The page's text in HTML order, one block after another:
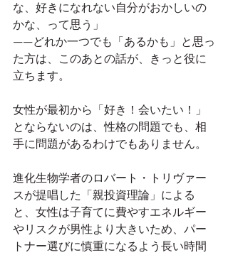
な、好きになれない自分がおかしいの
かな、って思う」
——どれか一つでも「あるかも」と思っ
た方は、このあとの話が、きっと役に
立ちます。
女性が最初から「好き！会いたい！」
とならないのは、性格の問題でも、相
手に問題があるわけでもありません。
進化生物学者のロバート・トリヴァー
スが提唱した「親投資理論」による
と、女性は子育てに費やすエネルギー
やリスクが男性より大きいため、パー
トナー選びに慎重になるよう長い時間